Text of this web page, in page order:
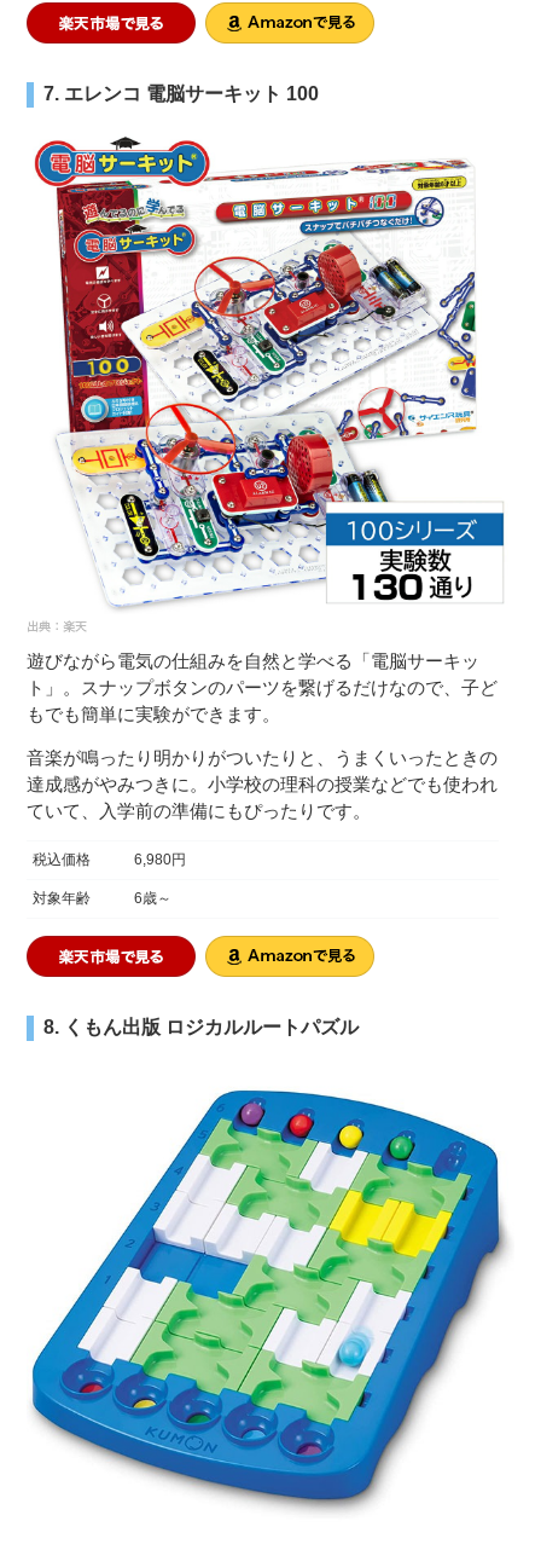
7. エレンコ 電脳サーキット 100
遊びながら電気の仕組みを自然と学べる「電脳サーキッ
ト」。スナップボタンのパーツを繋げるだけなので、子ど
もでも簡単に実験ができます。
音楽が鳴ったり明かりがついたりと、うまくいったときの
達成感がやみつきに。小学校の理科の授業などでも使われ
ていて、入学前の準備にもぴったりです。
税込価格 6,980円
対象年齢 6歳～
8. くもん出版 ロジカルルートパズル